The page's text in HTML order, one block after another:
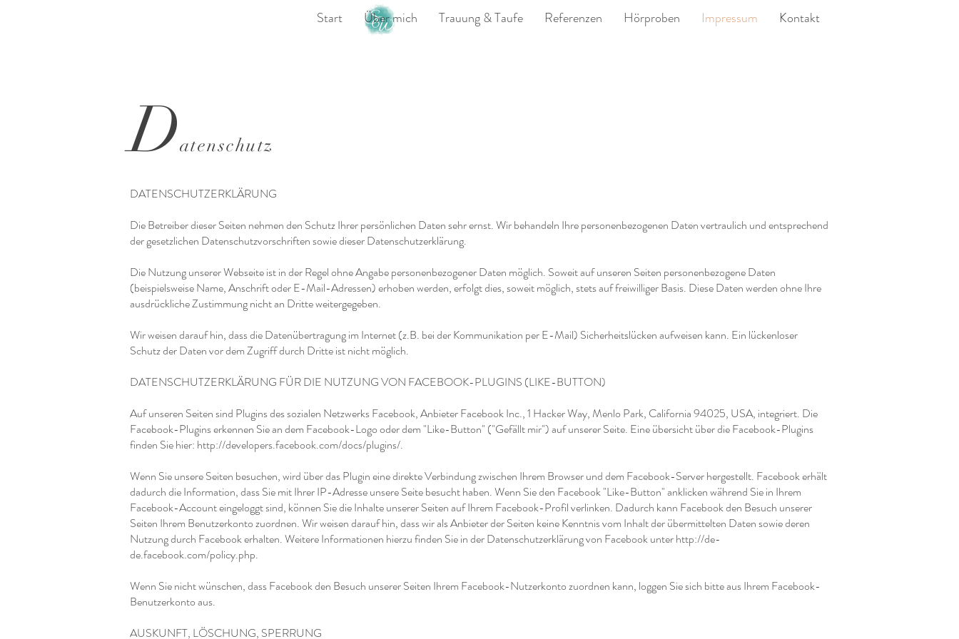
Start Über mich Trauung & Taufe Referenzen Hörproben Impressum Kontakt
Datenschutz
DATENSCHUTZERKLÄRUNG
Die Betreiber dieser Seiten nehmen den Schutz Ihrer persönlichen Daten sehr ernst. Wir behandeln Ihre personenbezogenen Daten vertraulich und entsprechend
der gesetzlichen Datenschutzvorschriften sowie dieser Datenschutzerklärung.
Die Nutzung unserer Webseite ist in der Regel ohne Angabe personenbezogener Daten möglich. Soweit auf unseren Seiten personenbezogene Daten
(beispielsweise Name, Anschrift oder E-Mail-Adressen) erhoben werden, erfolgt dies, soweit möglich, stets auf freiwilliger Basis. Diese Daten werden ohne Ihre
ausdrückliche Zustimmung nicht an Dritte weitergegeben.
Wir weisen darauf hin, dass die Datenübertragung im Internet (z.B. bei der Kommunikation per E-Mail) Sicherheitslücken aufweisen kann. Ein lückenloser
Schutz der Daten vor dem Zugriff durch Dritte ist nicht möglich.
DATENSCHUTZERKLÄRUNG FÜR DIE NUTZUNG VON FACEBOOK-PLUGINS (LIKE-BUTTON)
Auf unseren Seiten sind Plugins des sozialen Netzwerks Facebook, Anbieter Facebook Inc., 1 Hacker Way, Menlo Park, California 94025, USA, integriert. Die
Facebook-Plugins erkennen Sie an dem Facebook-Logo oder dem "Like-Button" ("Gefällt mir") auf unserer Seite. Eine übersicht über die Facebook-Plugins
finden Sie hier: http://developers.facebook.com/docs/plugins/.
Wenn Sie unsere Seiten besuchen, wird über das Plugin eine direkte Verbindung zwischen Ihrem Browser und dem Facebook-Server hergestellt. Facebook erhält
dadurch die Information, dass Sie mit Ihrer IP-Adresse unsere Seite besucht haben. Wenn Sie den Facebook "Like-Button" anklicken während Sie in Ihrem
Facebook-Account eingeloggt sind, können Sie die Inhalte unserer Seiten auf Ihrem Facebook-Profil verlinken. Dadurch kann Facebook den Besuch unserer
Seiten Ihrem Benutzerkonto zuordnen. Wir weisen darauf hin, dass wir als Anbieter der Seiten keine Kenntnis vom Inhalt der übermittelten Daten sowie deren
Nutzung durch Facebook erhalten. Weitere Informationen hierzu finden Sie in der Datenschutzerklärung von Facebook unterhttp://de-
de.facebook.com/policy.php.
Wenn Sie nicht wünschen, dass Facebook den Besuch unserer Seiten Ihrem Facebook-Nutzerkonto zuordnen kann, loggen Sie sich bitte aus Ihrem Facebook-
Benutzerkonto aus.
AUSKUNFT, LÖSCHUNG, SPERRUNG